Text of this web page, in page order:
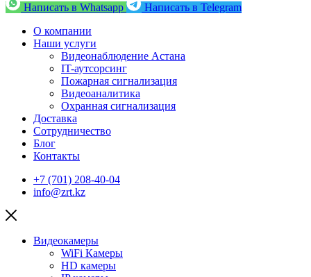
Написать в Whatsapp
Написать в Telegram
О компании
Наши услуги
Видеонаблюдение Астана
IT-аутсорсинг
Пожарная сигнализация
Видеоаналитика
Охранная сигнализация
Доставка
Сотрудничество
Блог
Контакты
+7 (701) 208-40-04
info@zrt.kz
Видеокамеры
WiFi Камеры
HD камеры